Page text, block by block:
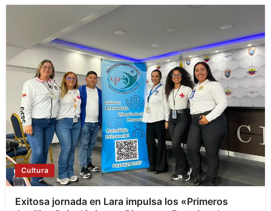
Cultura
Exitosa jornada en Lara impulsa los «Primeros